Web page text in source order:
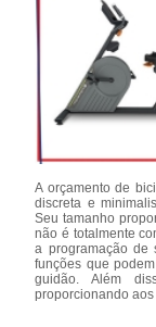
A orçamento de
discreta e
Seu tamanho
não é totalmente
a programação de
funções que
guidão. Além
proporcionando